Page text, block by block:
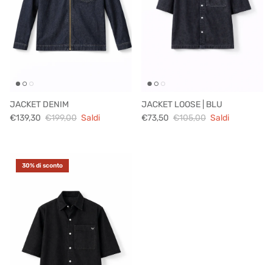
JACKET DENIM
€139,30 €199,00 Saldi
JACKET LOOSE | BLU
€73,50 €105,00 Saldi
30% di sconto